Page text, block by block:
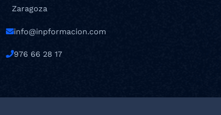
Zaragoza
info@inpformacion.com
976 66 28 17